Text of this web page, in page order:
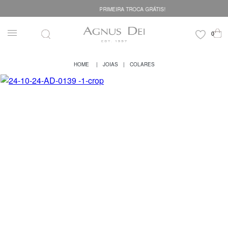
PRIMEIRA TROCA GRÁTIS!
JOIAS COLARES